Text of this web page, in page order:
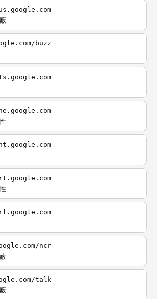
buzz
ncr
talk